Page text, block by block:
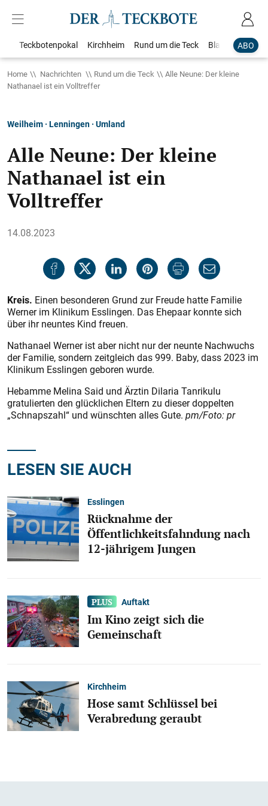
ABO
Teckbotenpokal Kirchheim Rund um die Teck Blaulicht
Home Nachrichten Rund um die Teck
Alle Neune: Der kleine
Nathanael ist ein Volltreffer
Weilheim · Lenningen · Umland
Alle Neune: Der kleine
Nathanael ist ein
Volltreffer
14.08.2023
Kreis. Einen besonderen Grund zur Freude hatte Familie
Werner im Klinikum Esslingen. Das Ehepaar konnte sich
über ihr neuntes Kind freuen.
Nathanael Werner ist aber nicht nur der neunte Nachwuchs
der Familie, sondern zeitgleich das 999. Baby, dass 2023 im
Klinikum Esslingen geboren wurde.
Hebamme Melina Said und Ärztin Dilaria Tanrikulu
gratulierten den glücklichen Eltern zu dieser doppelten
„Schnapszahl“ und wünschten alles Gute. pm/Foto: pr
LESEN SIE AUCH
Esslingen
Rücknahme der
Öffentlichkeitsfahndung nach
12-jährigem Jungen
Auftakt
Im Kino zeigt sich die
Gemeinschaft
Kirchheim
Hose samt Schlüssel bei
Verabredung geraubt